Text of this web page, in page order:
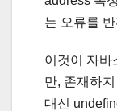
는 오류를
이것이 자바
만, 존재하
대신